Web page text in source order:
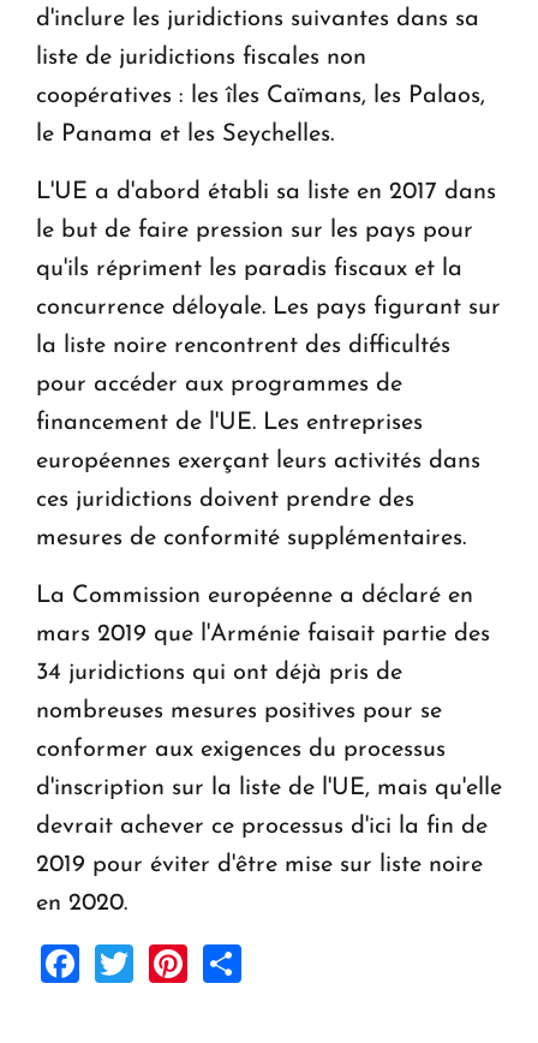
d'inclure les juridictions suivantes dans sa
liste de juridictions fiscales non
coopératives : les îles Caïmans, les Palaos,
le Panama et les Seychelles.
L'UE a d'abord établi sa liste en 2017 dans
le but de faire pression sur les pays pour
qu'ils répriment les paradis fiscaux et la
concurrence déloyale. Les pays figurant sur
la liste noire rencontrent des difficultés
pour accéder aux programmes de
financement de l'UE. Les entreprises
européennes exerçant leurs activités dans
ces juridictions doivent prendre des
mesures de conformité supplémentaires.
La Commission européenne a déclaré en
mars 2019 que l'Arménie faisait partie des
34 juridictions qui ont déjà pris de
nombreuses mesures positives pour se
conformer aux exigences du processus
d'inscription sur la liste de l'UE, mais qu'elle
devrait achever ce processus d'ici la fin de
2019 pour éviter d'être mise sur liste noire
en 2020.
Facebook
TwitterPinterest